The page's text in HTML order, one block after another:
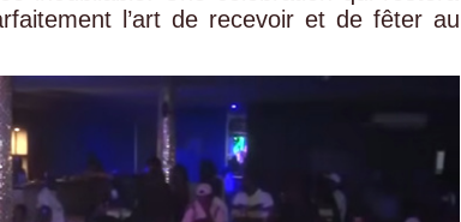
l’art de recevoir et de fêter au